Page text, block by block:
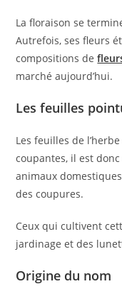
La floraison se
Autrefois, ses fleurs
compositions de
marché aujourd’hui.
Les feuilles
Les feuilles de
coupantes, il est
animaux
des coupures.
Ceux qui cultivent
jardinage et des
Origine du nom